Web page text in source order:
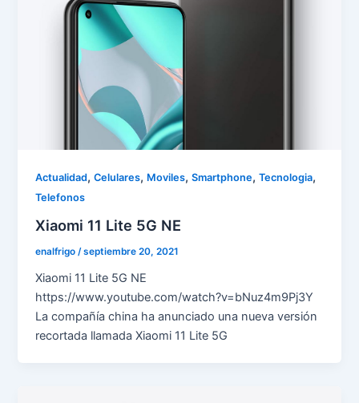
Actualidad,Celulares, Moviles,Smartphone,Tecnologia,
Telefonos
Xiaomi 11 Lite 5G NE
enalfrigo/septiembre 20, 2021
Xiaomi 11 Lite 5G NE
https://www.youtube.com/watch?v=bNuz4m9Pj3Y
La compañía china ha anunciado una nueva versión
recortada llamada Xiaomi 11 Lite 5G